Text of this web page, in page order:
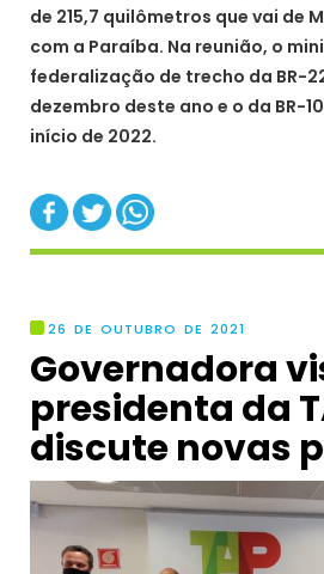
de 215,7 quilômetros que vai de
com a Paraíba. Na reunião, o
federalização de trecho da BR-
dezembro deste ano e o da BR-
início de 2022.
26 DE OUTUBRO DE 2021
Governadora
presidenta da
discute novas